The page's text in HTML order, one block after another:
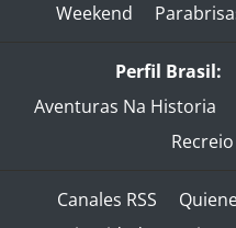
Weekend
Perfil Brasil:
Aventuras Na Historia
Recreio
Canales RSS